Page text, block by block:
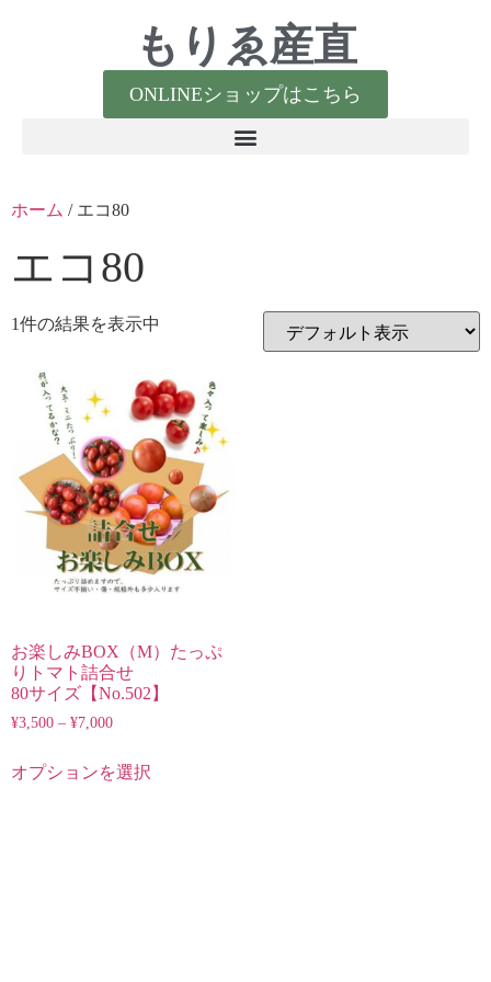
もりゑ産直
ONLINEショップはこちら
ホーム / エコ80
エコ80
1件の結果を表示中
お楽しみBOX（M）たっぷ
りトマト詰合せ
80サイズ【No.502】
¥3,500 – ¥7,000
オプションを選択